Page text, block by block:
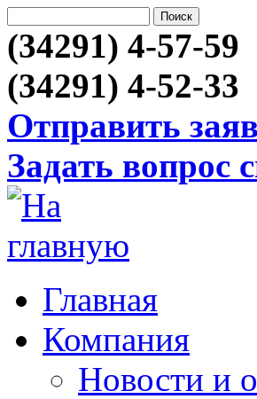
(34291) 4-57-59
(34291) 4-52-33
Отправить
Задать вопрос
Главная
Компания
Новости и